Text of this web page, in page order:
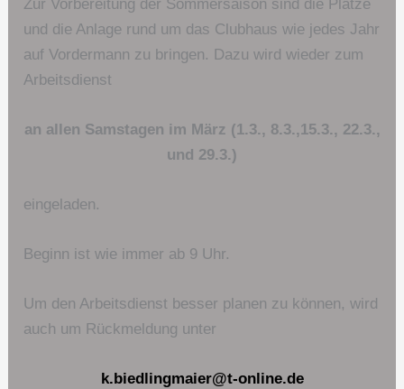
Zur Vorbereitung der Sommersaison sind die Plätze
und die Anlage rund um das Clubhaus wie jedes Jahr
auf Vordermann zu bringen. Dazu wird wieder zum
Arbeitsdienst
an allen Samstagen im März (1.3., 8.3.,15.3., 22.3.,
und 29.3.)
eingeladen.
Beginn ist wie immer ab 9 Uhr.
Um den Arbeitsdienst besser planen zu können, wird
auch um Rückmeldung unter
k.biedlingmaier@t-online.de